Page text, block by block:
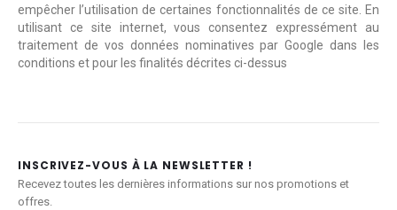
empêcher l’utilisation de certaines fonctionnalités de ce site. En
utilisant ce site internet, vous consentez expressément au
traitement de vos données nominatives par Google dans les
conditions et pour les finalités décrites ci-dessus
INSCRIVEZ-VOUS À LA NEWSLETTER !
Recevez toutes les dernières informations sur nos promotions et
offres.